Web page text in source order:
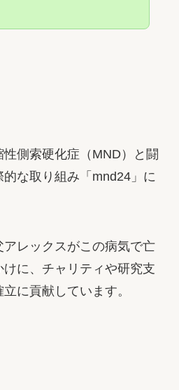
側索硬化症（MND）と闘
な取り組み「mnd24」に
アレックスがこの病気で亡
けに、チャリティや研究支
に貢献しています。